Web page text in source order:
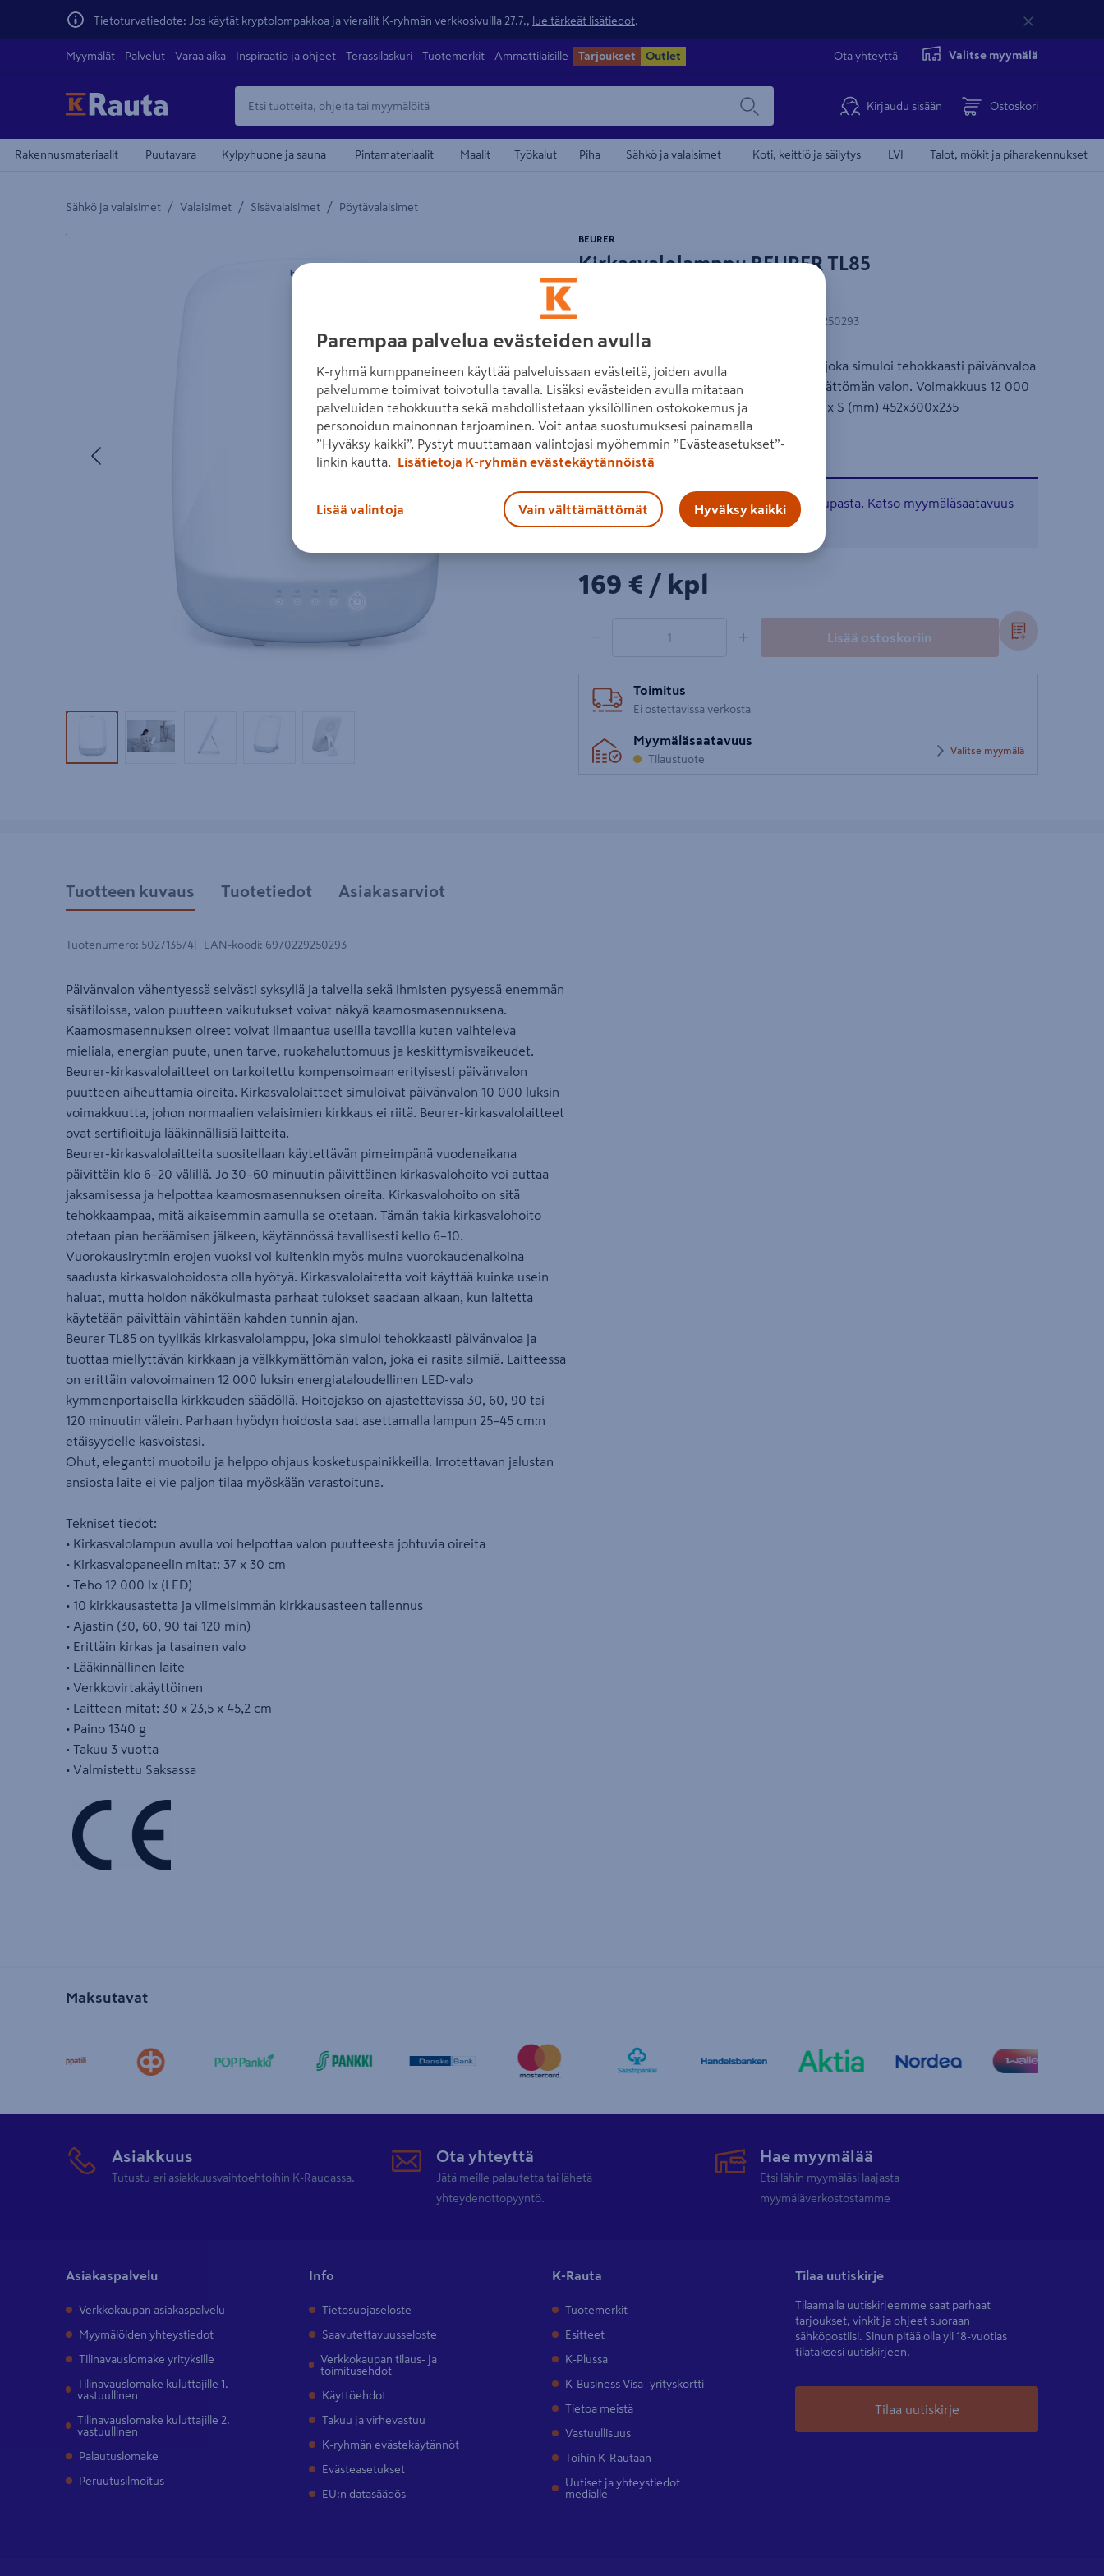
Tietoturvatiedote: Jos käytät kryptolompakkoa ja vierailit K-ryhmän verkkosivuilla 27.7., lue tärkeät lisätiedot
Myymälät Palvelut Varaa aika Inspiraatio ja ohjeet Terassilaskuri Tuotemerkit Ammattilaisille Tarjoukset Outlet Ota yhteyttä Valitse myymälä
Kirjaudu sisään Ostoskori
Rakennusmateriaalit Puutavara Kylpyhuone ja sauna Pintamateriaalit Maalit Työkalut Piha Sähkö ja valaisimet Koti, keittiö ja säilytys LVI Talot, mökit ja piharakennukset
Sähkö ja valaisimet / Valaisimet / Sisävalaisimet / Pöytävalaisimet
Yksityiskohtainen kuvaus löytyy Tuotteen kuvaus -maamerkistä
Seuraava
Tuotekuva 1Tuotekuva 2Tuotekuva 3Tuotekuva 4Tuotekuva 5
Kirkasvalolamppu BEURER TL85
BEURER
6970229250293
Beurer TL85 on tyylikäs kirkasvalolamppu, joka simuloi tehokkaasti päivänvaloa
ja tuottaa miellyttävän kirkkaan ja välkkymättömän valon. Voimakkuus 12 000
lux 20 cm täisyydeltä. Tuotteen koko K x L x S (mm) 452x300x235
Lue koko tuotekuvaus
Tuote ei ole ostettavissa verkkokaupasta. Katso myymäläsaatavuus
ja hinta
tästä.
169€/kpl
169 € / kpl
− + Lisää ostoskoriin
Toimitus
Ei ostettavissa verkosta
Myymäläsaatavuus
Tilaustuote
Valitse myymälä
Tuotteen kuvaus Tuotetiedot Asiakasarviot
Tuotenumero: 502713574 EAN-koodi: 6970229250293
Päivänvalon vähentyessä selvästi syksyllä ja talvella sekä ihmisten pysyessä enemmän
sisätiloissa, valon puutteen vaikutukset voivat näkyä kaamosmasennuksena.
Kaamosmasennuksen oireet voivat ilmaantua useilla tavoilla kuten vaihteleva
mieliala, energian puute, unen tarve, ruokahaluttomuus ja keskittymisvaikeudet.
Beurer-kirkasvalolaitteet on tarkoitettu kompensoimaan erityisesti päivänvalon
puutteen aiheuttamia oireita. Kirkasvalolaitteet simuloivat päivänvalon 10 000 luksin
voimakkuutta, johon normaalien valaisimien kirkkaus ei riitä. Beurer-kirkasvalolaitteet
ovat sertifioituja lääkinnällisiä laitteita.
Beurer-kirkasvalolaitteita suositellaan käytettävän pimeimpänä vuodenaikana
päivittäin klo 6–20 välillä. Jo 30–60 minuutin päivittäinen kirkasvalohoito voi auttaa
jaksamisessa ja helpottaa kaamosmasennuksen oireita. Kirkasvalohoito on sitä
tehokkaampaa, mitä aikaisemmin aamulla se otetaan. Tämän takia kirkasvalohoito
otetaan pian heräämisen jälkeen, käytännössä tavallisesti kello 6–10.
Vuorokausirytmin erojen vuoksi voi kuitenkin myös muina vuorokaudenaikoina
saadusta kirkasvalohoidosta olla hyötyä. Kirkasvalolaitetta voit käyttää kuinka usein
haluat, mutta hoidon näkökulmasta parhaat tulokset saadaan aikaan, kun laitetta
käytetään päivittäin vähintään kahden tunnin ajan.
Beurer TL85 on tyylikäs kirkasvalolamppu, joka simuloi tehokkaasti päivänvaloa ja
tuottaa miellyttävän kirkkaan ja välkkymättömän valon, joka ei rasita silmiä. Laitteessa
on erittäin valovoimainen 12 000 luksin energiataloudellinen LED-valo
kymmenportaisella kirkkauden säädöllä. Hoitojakso on ajastettavissa 30, 60, 90 tai
120 minuutin välein. Parhaan hyödyn hoidosta saat asettamalla lampun 25–45 cm:n
etäisyydelle kasvoistasi.
Ohut, elegantti muotoilu ja helppo ohjaus kosketuspainikkeilla. Irrotettavan jalustan
ansiosta laite ei vie paljon tilaa myöskään varastoituna.
Tekniset tiedot:
• Kirkasvalolampun avulla voi helpottaa valon puutteesta johtuvia oireita
• Kirkasvalopaneelin mitat: 37 x 30 cm
• Teho 12 000 lx (LED)
• 10 kirkkausastetta ja viimeisimmän kirkkausasteen tallennus
• Ajastin (30, 60, 90 tai 120 min)
• Erittäin kirkas ja tasainen valo
• Lääkinnällinen laite
• Verkkovirtakäyttöinen
• Laitteen mitat: 30 x 23,5 x 45,2 cm
• Paino 1340 g
• Takuu 3 vuotta
• Valmistettu Saksassa
Maksutavat
Asiakkuus
Tutustu eri asiakkuusvaihtoehtoihin K-Raudassa.
Ota yhteyttä
Jätä meille palautetta tai lähetä
yhteydenottopyyntö.
Hae myymälää
Etsi lähin myymäläsi laajasta
myymäläverkostostamme
Asiakaspalvelu
Verkkokaupan asiakaspalvelu
Myymälöiden yhteystiedot
Tilinavauslomake yrityksille
Tilinavauslomake kuluttajille 1.
vastuullinen
Tilinavauslomake kuluttajille 2.
vastuullinen
Palautuslomake
Peruutusilmoitus
Info
Tietosuojaseloste
Saavutettavuusseloste
Verkkokaupan tilaus- ja
toimitusehdot
Käyttöehdot
Takuu ja virhevastuu
K-ryhmän evästekäytännöt
Evästeasetukset
EU:n datasäädös
K-Rauta
Tuotemerkit
Esitteet
K-Plussa
K-Business Visa -yrityskortti
Tietoa meistä
Vastuullisuus
Töihin K-Rautaan
Uutiset ja yhteystiedot
medialle
Tilaa uutiskirje
Tilaamalla uutiskirjeemme saat parhaat
tarjoukset, vinkit ja ohjeet suoraan
sähköpostiisi. Sinun pitää olla yli 18-vuotias
tilataksesi uutiskirjeen.
Tilaa uutiskirje
Parempaa palvelua evästeiden avulla
K-ryhmä kumppaneineen käyttää palveluissaan evästeitä, joiden avulla
palvelumme toimivat toivotulla tavalla. Lisäksi evästeiden avulla mitataan
palveluiden tehokkuutta sekä mahdollistetaan yksilöllinen ostokokemus ja
personoidun mainonnan tarjoaminen. Voit antaa suostumuksesi painamalla
”Hyväksy kaikki”. Pystyt muuttamaan valintojasi myöhemmin ”Evästeasetukset”-
linkin kautta.
Lisätietoja K-ryhmän evästekäytännöistä
Lisää valintoja Vain välttämättömät Hyväksy kaikki